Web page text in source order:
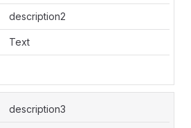
description2
Text
description3